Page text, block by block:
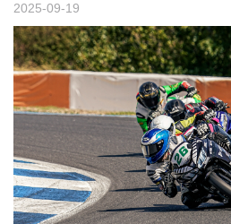
2025-09-19